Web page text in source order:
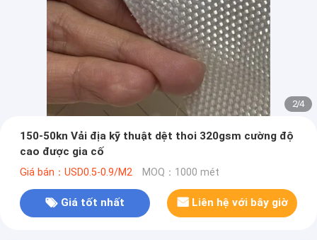
2/4
150-50kn Vải địa kỹ thuật dệt thoi 320gsm cường độ
cao được gia cố
Giá bán：USD0.5-0.9/M2 MOQ：1000 mét
Giá tốt nhất Liên hệ với bây giờ